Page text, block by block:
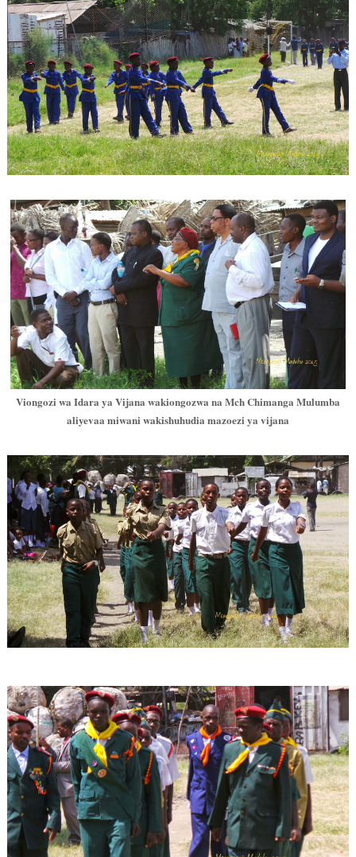
Viongozi wa Idara ya Vijana wakiongozwa na Mch Chimanga Mulumba
aliyevaa miwani wakishuhudia mazoezi ya vijana